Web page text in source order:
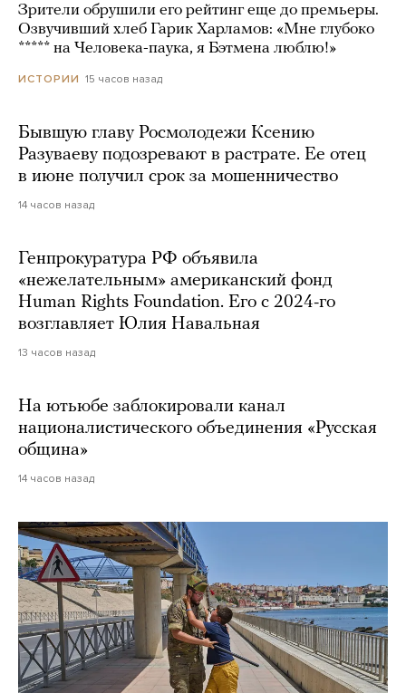
Зрители обрушили его рейтинг еще до премьеры.
Озвучивший хлеб Гарик Харламов: «Мне глубоко
***** на Человека-паука, я Бэтмена люблю!»
ИСТОРИИ 15 часов назад
Бывшую главу Росмолодежи Ксению
Разуваеву подозревают в растрате. Ее отец
в июне получил срок за мошенничество
14 часов назад
Генпрокуратура РФ объявила
«нежелательным» американский фонд
Human Rights Foundation. Его с 2024-го
возглавляет Юлия Навальная
13 часов назад
На ютьюбе заблокировали канал
националистического объединения «Русская
община»
14 часов назад